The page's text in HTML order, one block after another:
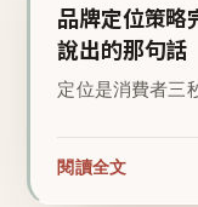
品牌定位策略
說出的那句話
定位是消費者三
閱讀全文